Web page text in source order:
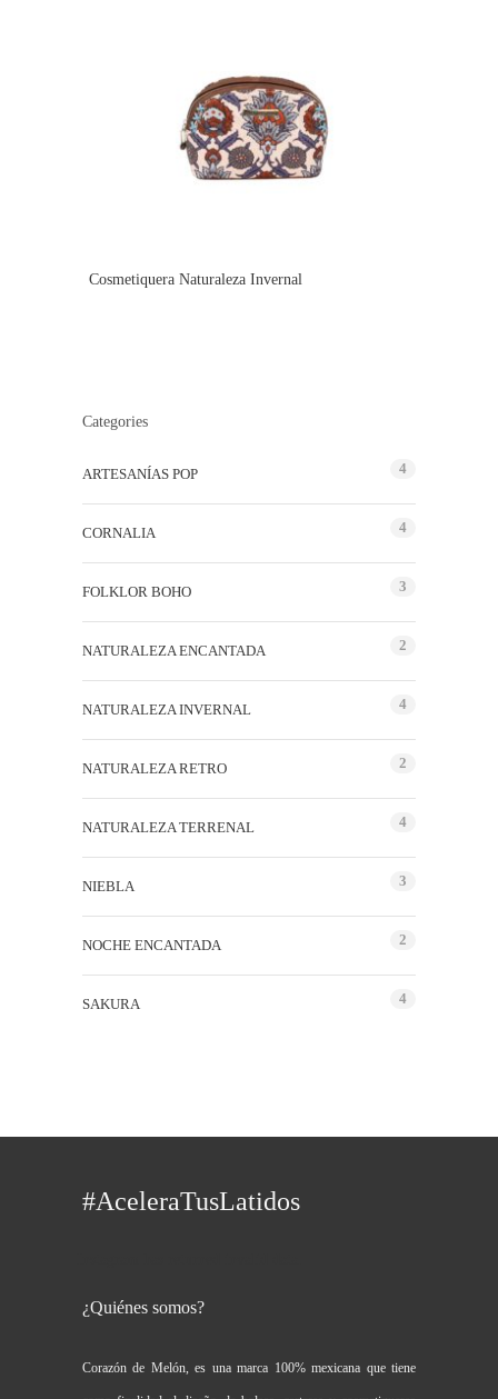
Cosmetiquera Naturaleza Invernal
Categories
ARTESANÍAS POP 4
CORNALIA 4
FOLKLOR BOHO 3
NATURALEZA ENCANTADA 2
NATURALEZA INVERNAL 4
NATURALEZA RETRO 2
NATURALEZA TERRENAL 4
NIEBLA 3
NOCHE ENCANTADA 2
SAKURA 4
#AceleraTusLatidos
¿Quiénes somos?
Corazón de Melón, es una marca 100% mexicana que tiene